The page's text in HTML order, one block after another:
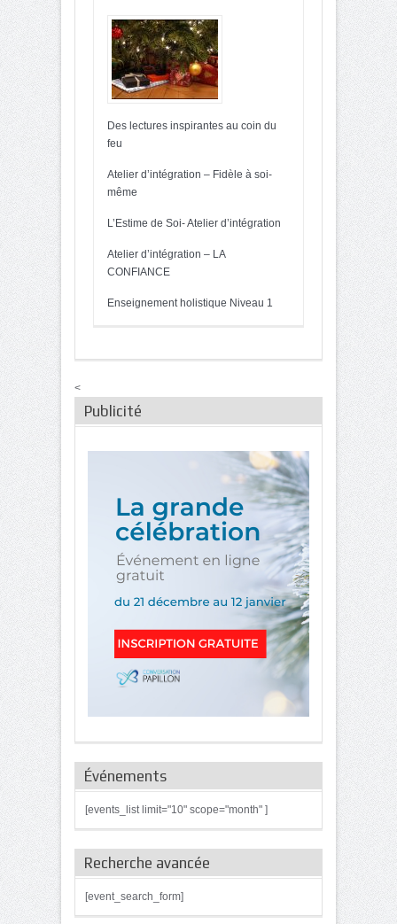
Des lectures inspirantes au coin du
feu
Atelier d’intégration – Fidèle à soi-
même
L’Estime de Soi- Atelier d’intégration
Atelier d’intégration – LA
CONFIANCE
Enseignement holistique Niveau 1
<
Publicité
Événements
[events_list limit="10" scope="month" ]
Recherche avancée
[event_search_form]